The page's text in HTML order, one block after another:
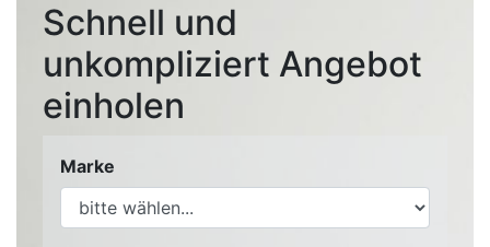
Schnell und
unkompliziert Angebot
einholen
Marke